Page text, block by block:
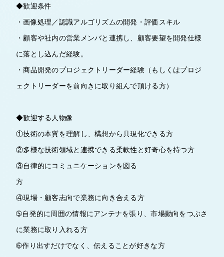
◆歓迎条件
・画像処理／認識アルゴリズムの開発・評価スキル
・顧客や社内の営業メンバと連携し、顧客要望を開発仕様
に落とし込んだ経験。
・商品開発のプロジェクトリーダー経験（もしくはプロジ
ェクトリーダーを前向きに取り組んで頂ける方）
◆歓迎する人物像
①技術の本質を理解し、構想から具現化できる方
②多様な技術領域と連携できる柔軟性と好奇心を持つ方
③自律的にコミュニケーションを図る
方
④現場・顧客志向で業務に向き合える方
➄自発的に周囲の情報にアンテナを張り、市場動向をつぶさ
に業務に取り入れる方
➅作り出すだけでなく、伝えることが好きな方